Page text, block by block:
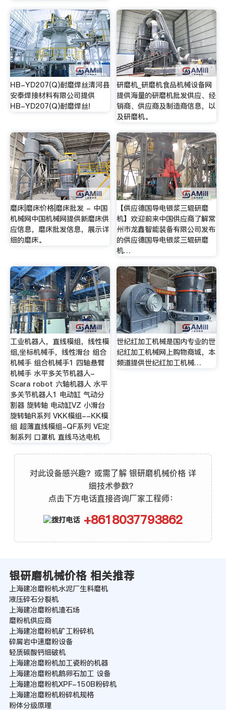
HB-YD207(Q)耐磨焊丝清河县
安泰焊接材料有限公司提供
HB-YD207(Q)耐磨焊丝!
研磨机_研磨机食品机械设备网
提供海量的研磨机批发供应、经
销商、供应商及制造商信息，以
及研磨机。
磨床|磨床价格|磨床批发 - 中国
机械网中国机械网提供新磨床供
应信息，磨床批发信息，展示详
细的磨床。
【供应德国导电银浆三辊研磨
机】欢迎前来中国供应商了解常
州市龙鑫智能装备有限公司发布
的供应德国导电银浆三辊研磨
机…
工业机器人，直线模组，线性模
组,坐标机械手，线性滑台 组合
机械手 组合机械手1 四轴悬臂
机械手 水平多关节机器人-
Scara robot 六轴机器人 水平
多关节机器人1 电动缸 气动分
割器 旋转轴 电动缸VZ 小滑台
旋转轴R系列 VKK模组--KK模
组 超薄直线模组-QF系列 VE定
制系列 口罩机 直线马达电机
世纪红加工机械是国内专业的世
纪红加工机械网上购物商城，本
频道提供世纪红加工机械…
对此设备感兴趣？或需了解 银研磨机械价格 详
细技术参数？
点击下方电话直接咨询厂家工程师：
+8618037793862
银研磨机械价格 相关推荐
上海建冶磨粉机水泥厂生料磨机
液压碎石分裂机
上海建冶磨粉机渣石场
磨粉机供应商
上海建冶磨粉机矿工粉碎机
碎屑岩中速磨粉设备
轻质碳酸钙细破机
上海建冶磨粉机加工瓷粉的机器
上海建冶磨粉机鹅卵石加工 设备
上海建冶磨粉机XPF-150B粉碎机
上海建冶磨粉机粉碎机规格
粉体分级原理